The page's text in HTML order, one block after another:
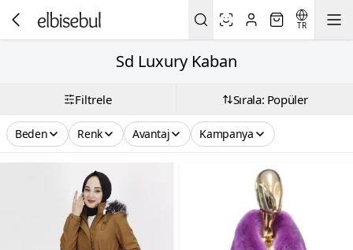
TR
Sd Luxury Kaban
Filtrele Sırala: Popüler
Beden Renk Avantaj Kampanya